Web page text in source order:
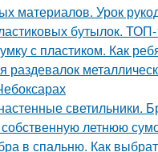
материалов. Урок
бутылок.
с пластиком. Как
раздевалок
светильники.
летнюю
в спальню. Как